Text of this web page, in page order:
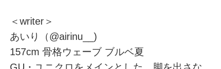
＜writer＞
あいり（@airinu__)
157cm 骨格ウェーブ ブルベ夏